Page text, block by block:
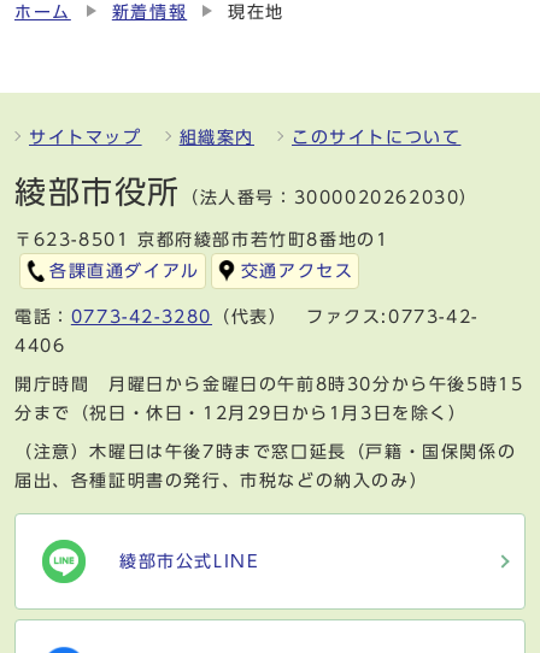
ホーム 新着情報 現在地
サイトマップ 組織案内 このサイトについて
綾部市役所 （法人番号：3000020262030）
〒623-8501 京都府綾部市若竹町8番地の1
各課直通ダイアル
交通アクセス
電話： 0773-42-3280
（代表） ファクス:0773-42-
4406
開庁時間 月曜日から金曜日の午前8時30分から午後5時15
分まで（祝日・休日・12月29日から1月3日を除く）
（注意）木曜日は午後7時まで窓口延長（戸籍・国保関係の
届出、各種証明書の発行、市税などの納入のみ）
綾部市公式LINE